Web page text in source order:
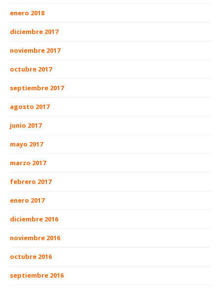
enero 2018
diciembre 2017
noviembre 2017
octubre 2017
septiembre 2017
agosto 2017
junio 2017
mayo 2017
marzo 2017
febrero 2017
enero 2017
diciembre 2016
noviembre 2016
octubre 2016
septiembre 2016